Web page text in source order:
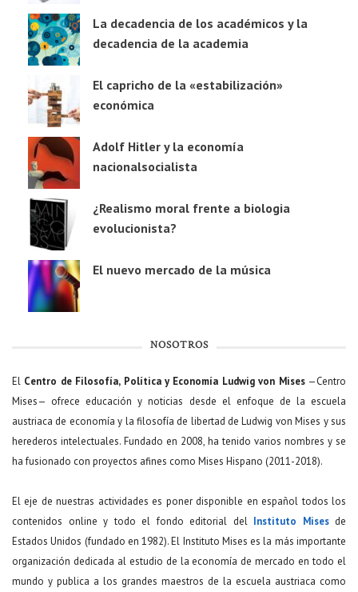
La decadencia de los académicos y la
decadencia de la academia
El capricho de la «estabilización»
económica
Adolf Hitler y la economía
nacionalsocialista
¿Realismo moral frente a biologia
evolucionista?
El nuevo mercado de la música
NOSOTROS
El Centro de Filosofía, Política y Economía Ludwig von Mises—Centro
Mises— ofrece educación y noticias desde el enfoque de la escuela
austriaca de economía y la filosofía de libertad de Ludwig von Mises y sus
herederos intelectuales. Fundado en 2008, ha tenido varios nombres y se
ha fusionado con proyectos afines como Mises Hispano (2011-2018).
El eje de nuestras actividades es poner disponible en español todos los
contenidos online y todo el fondo editorial del Instituto Misesde
Estados Unidos (fundado en 1982). El Instituto Mises es la más importante
organización dedicada al estudio de la economía de mercado en todo el
mundo y publica a los grandes maestros de la escuela austriaca como